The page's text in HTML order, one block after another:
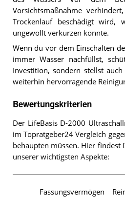
Vorsichtsmaßnahme
Trockenlauf beschädigt wird,
ungewollt verkürzen könnte.
Wenn du vor dem Einschalten
immer Wasser nachfüllst,
Investition, sondern stellst
weiterhin hervorragende
Bewertungskriterien
Der LifeBasis D-2000
im Topratgeber24 Vergleich
behaupten müssen. Hier findest
unserer wichtigsten Aspekte:
Fassungsvermögen